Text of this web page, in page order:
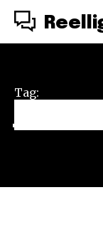
Tag: